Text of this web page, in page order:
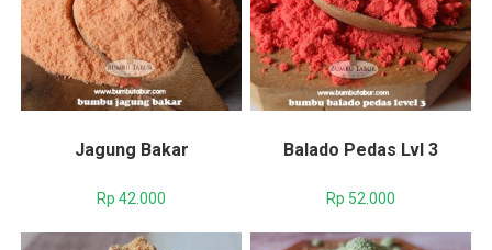
Jagung Bakar
Rp 42.000
Balado Pedas Lvl 3
Rp 52.000